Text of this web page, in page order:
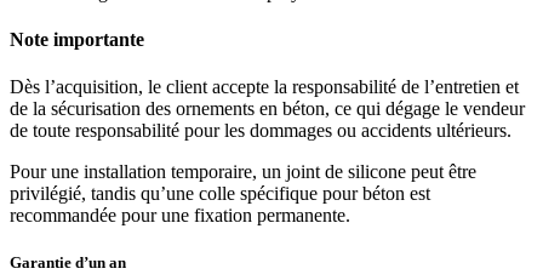
Note importante
Dès l’acquisition, le client accepte la responsabilité de l’entretien et
de la sécurisation des ornements en béton, ce qui dégage le vendeur
de toute responsabilité pour les dommages ou accidents ultérieurs.
Pour une installation temporaire, un joint de silicone peut être
privilégié, tandis qu’une colle spécifique pour béton est
recommandée pour une fixation permanente.
Garantie d’un an